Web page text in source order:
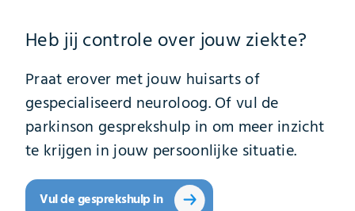
Heb jij controle over jouw ziekte?
Praat erover met jouw huisarts of
gespecialiseerd neuroloog. Of vul de
parkinson gesprekshulp in om meer inzicht
te krijgen in jouw persoonlijke situatie.
Vul de gesprekshulp in